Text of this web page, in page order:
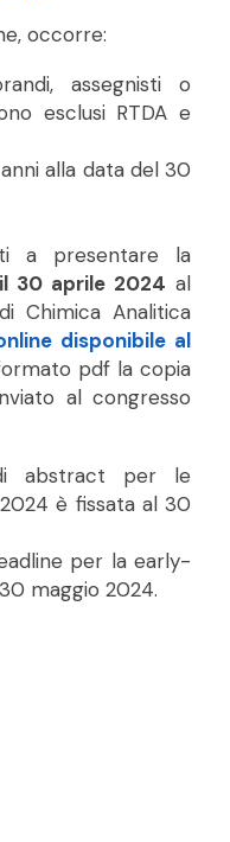
occorre:
assegnisti o
esclusi RTDA e
alla data del 30
a presentare la
30 aprile 2024 al
Chimica Analitica
disponibile al
pdf la copia
al congresso
abstract per le
è fissata al 30
per la early-
maggio 2024.